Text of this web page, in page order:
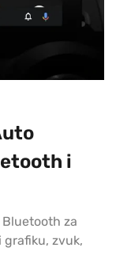
i
za
grafiku, zvuk,